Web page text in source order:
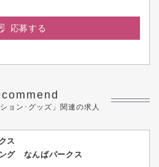
応募する
ョン･グッズ」関連の求人
ス
グ なんばパークス